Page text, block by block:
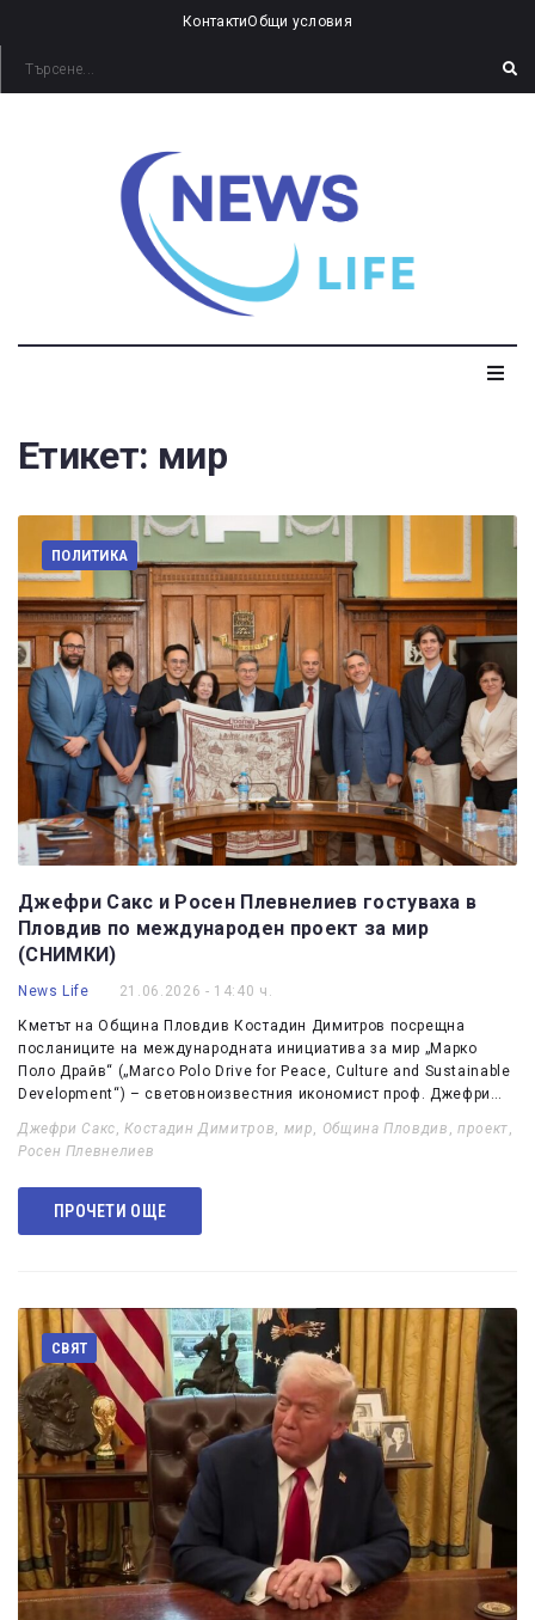
КонтактиОбщи условия
Етикет: мир
ПОЛИТИКА
Джефри Сакс и Росен Плевнелиев гостуваха в
Пловдив по международен проект за мир
(СНИМКИ)
News Life 21.06.2026 - 14:40 ч.
Кметът на Община Пловдив Костадин Димитров посрещна
посланиците на международната инициатива за мир „Марко
Поло Драйв“ („Marco Polo Drive for Peace, Culture and Sustainable
Development“) – световноизвестния икономист проф. Джефри…
Джефри Сакс,Костадин Димитров, мир, Община Пловдив , проект,
Росен Плевнелиев
ПРОЧЕТИ ОЩЕ
СВЯТ